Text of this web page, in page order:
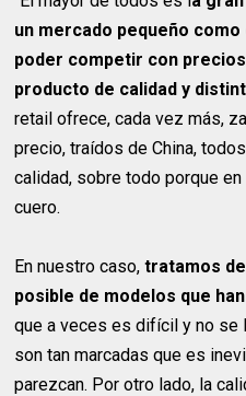
un mercado pequeño
poder competir con
producto de calidad y
retail ofrece, cada vez más,
precio, traídos de China,
calidad, sobre todo porque
cuero.
En nuestro caso,tratamos
posible de modelos que
que a veces es difícil y no se
son tan marcadas que es
parezcan. Por otro lado, la